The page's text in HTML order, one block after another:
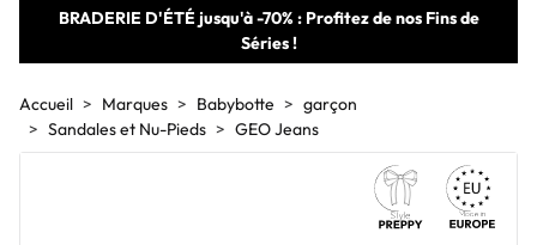
BRADERIE D'ÉTÉ jusqu'à -70% : Profitez de nos Fins de
Séries !
Accueil Marques Babybotte
garçon
Sandales et Nu-Pieds
GEO Jeans